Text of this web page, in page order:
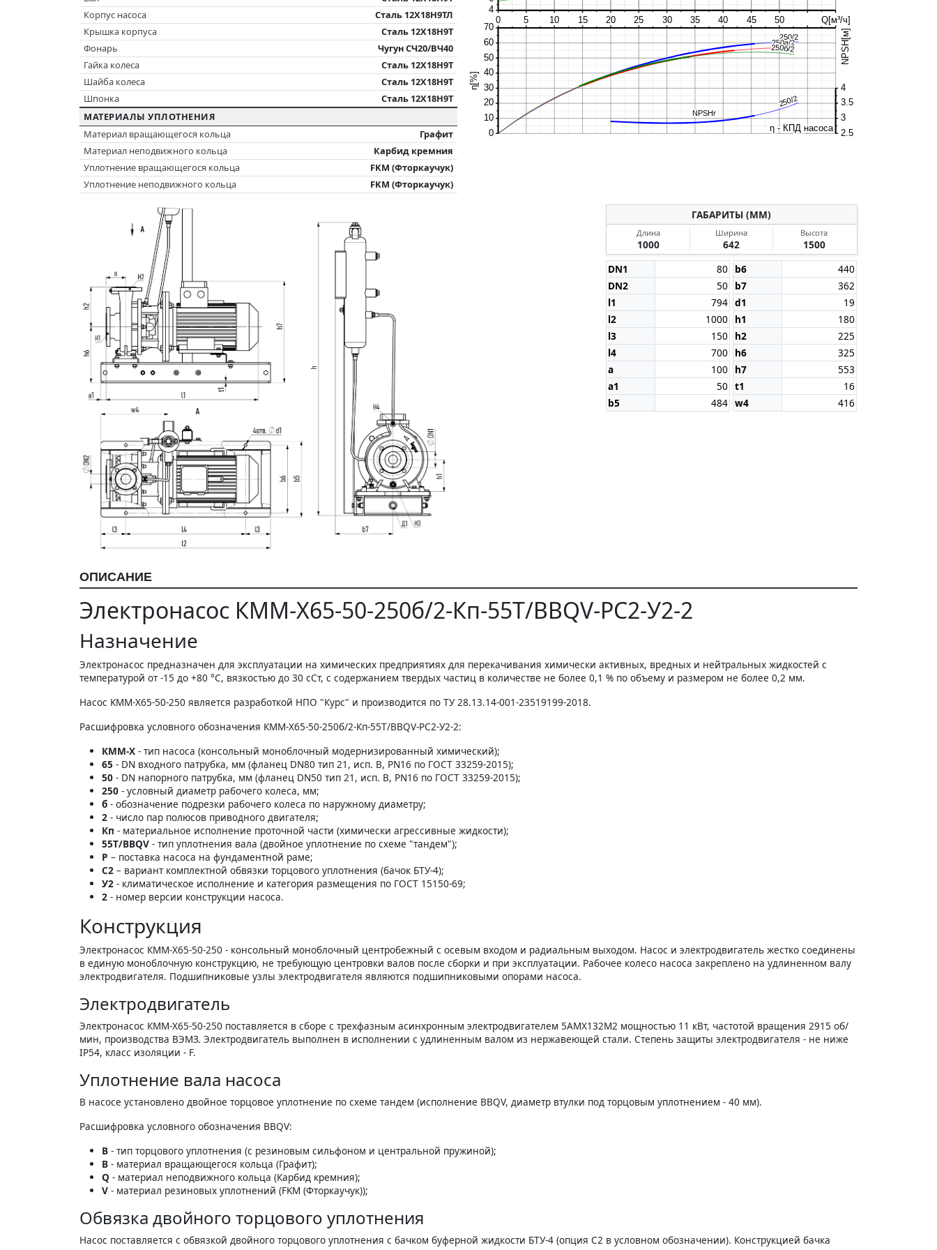
Корпус насоса
Сталь 12Х18Н9ТЛ
Крышка корпуса
Сталь 12Х18Н9Т
Фонарь
Чугун СЧ20/ВЧ40
Гайка колеса
Сталь 12Х18Н9Т
Шайба колеса
Сталь 12Х18Н9Т
Шпонка
Сталь 12Х18Н9Т
МАТЕРИАЛЫ УПЛОТНЕНИЯ
Материал вращающегося кольца
Графит
Материал неподвижного кольца
Карбид кремния
Уплотнение вращающегося кольца
FKM (Фторкаучук)
Уплотнение неподвижного кольца
FKM (Фторкаучук)
0 5 10 15 20 25 30 35 40 45 50 Q[м³/ч]
4
0
10
20
30
40
50
60
70
η[%]
2.5
3
3.5
4
NPSH[м]
250/2
250/2
250/2
250/2
NPSHr
NPSHr
250а/2
250а/2
250б/2
250б/2
η - КПД насоса
η - КПД насоса
Тип Q H P2 ηн NPSHr
250/2 - - - -
-
250а/2
-
-
250б/2
- -
ГАБАРИТЫ (ММ)
Длина
1000
Ширина
642
Высота
1500
DN1
80
DN2
50
l1
794
l2
1000
l3
150
l4
700
a
100
a1
50
b5
484
b6
440
b7
362
d1
19
h1
180
h2
225
h6
325
h7
553
t1
16
w4
416
ОПИСАНИЕ
Электронасос КММ-Х65-50-250б/2-Кп-55Т/BBQV-РС2-У2-2
Назначение
Электронасос предназначен для эксплуатации на химических предприятиях для перекачивания химически активных, вредных и нейтральных жидкостей с
температурой от -15 до +80 °C, вязкостью до 30 сСт, с содержанием твердых частиц в количестве не более 0,1 % по объему и размером не более 0,2 мм.
Насос КММ-Х65-50-250 является разработкой НПО "Курс" и производится по ТУ 28.13.14-001-23519199-2018.
Расшифровка условного обозначения КММ-Х65-50-250б/2-Кп-55Т/BBQV-РС2-У2-2:
КММ-Х - тип насоса (консольный моноблочный модернизированный химический);
65 - DN входного патрубка, мм (фланец DN80 тип 21, исп. B, PN16 по ГОСТ 33259-2015);
50 - DN напорного патрубка, мм (фланец DN50 тип 21, исп. B, PN16 по ГОСТ 33259-2015);
250 - условный диаметр рабочего колеса, мм;
б - обозначение подрезки рабочего колеса по наружному диаметру;
2 - число пар полюсов приводного двигателя;
Кп - материальное исполнение проточной части (химически агрессивные жидкости);
55Т/BBQV - тип уплотнения вала (двойное уплотнение по схеме "тандем");
Р – поставка насоса на фундаментной раме;
С2 – вариант комплектной обвязки торцового уплотнения (бачок БТУ-4);
У2 - климатическое исполнение и категория размещения по ГОСТ 15150-69;
2 - номер версии конструкции насоса.
Конструкция
Электронасос КММ-Х65-50-250 - консольный моноблочный центробежный с осевым входом и радиальным выходом. Насос и электродвигатель жестко соединены
в единую моноблочную конструкцию, не требующую центровки валов после сборки и при эксплуатации. Рабочее колесо насоса закреплено на удлиненном валу
электродвигателя. Подшипниковые узлы электродвигателя являются подшипниковыми опорами насоса.
Электродвигатель
Электронасос КММ-Х65-50-250 поставляется в сборе с трехфазным асинхронным электродвигателем 5АМХ132M2 мощностью 11 кВт, частотой вращения 2915 об/
мин, производства ВЭМЗ. Электродвигатель выполнен в исполнении с удлиненным валом из нержавеющей стали. Степень защиты электродвигателя - не ниже
IP54, класс изоляции - F.
Уплотнение вала насоса
В насосе установлено двойное торцовое уплотнение по схеме тандем (исполнение BBQV, диаметр втулки под торцовым уплотнением - 40 мм).
Расшифровка условного обозначения BBQV:
B - тип торцового уплотнения (с резиновым сильфоном и центральной пружиной);
B - материал вращающегося кольца (Графит);
Q - материал неподвижного кольца (Карбид кремния);
V - материал резиновых уплотнений (FKM (Фторкаучук));
Обвязка двойного торцового уплотнения
Насос поставляется с обвязкой двойного торцового уплотнения с бачком буферной жидкости БТУ-4 (опция С2 в условном обозначении). Конструкцией бачка